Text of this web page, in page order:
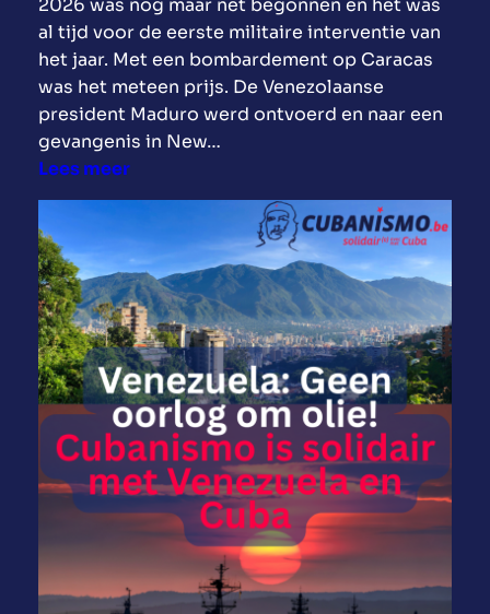
a
l
a
t
i
e
.
o
n
r
i
j
s
l
s
n
o
o
d
h
u
l
p
a
n
C
2026 was nog maar net begonnen en het was
al tijd voor de eerste militaire interventie van
het jaar. Met een bombardement op Caracas
was het meteen prijs. De Venezolaanse
president Maduro werd ontvoerd en naar een
gevangenis in New…
Lees meer:
W
z
i
j
n
d
e
g
e
v
o
g
e